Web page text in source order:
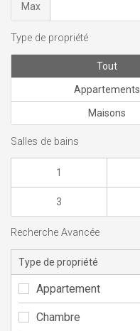
Max
Type de propriété
Tout
Appartements
Maisons
Salles de bains
1
3
Recherche Avancée
Type de propriété
Appartement
Chambre